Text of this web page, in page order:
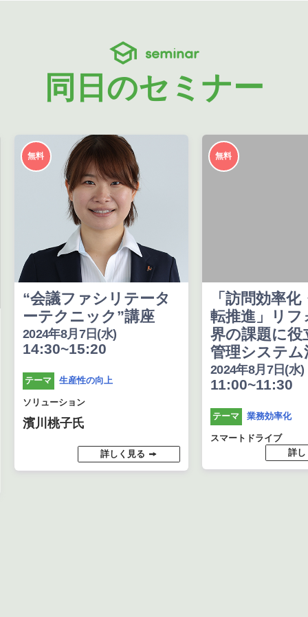
seminar
同日のセミナー
無料
“会議ファシリテータ
ーテクニック”講座
2024年8月7日(水)
14:30~15:20
テーマ 生産性の向上
ソリューション
濱川桃子氏
詳しく見る
無料
「訪問効率
転推進」リフ
界の課題に役
管理システム
2024年8月7日(水)
11:00~11:30
テーマ 業務効率化
スマートドライブ
詳